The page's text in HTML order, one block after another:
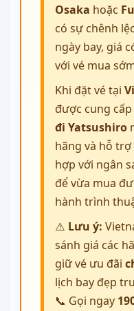
Osaka hoặc
có sự chênh
ngày bay, giá
với vé mua
Khi đặt vé tại
được cung cấp
đi Yatsushiro
hãng và hỗ
hợp với ngân
để vừa mua
hành trình
⚠️ Lưu ý:
sánh giá các
giữ vé ưu đãi
lịch bay đẹp
📞 Gọi ngay